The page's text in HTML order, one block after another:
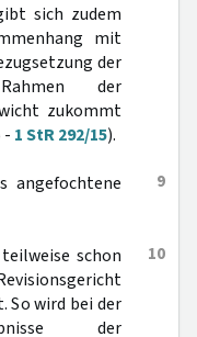
sich zudem
mit
der
der
zukommt
- 1 StR 292/15).
9
angefochtene
10
schon
So wird bei der
der